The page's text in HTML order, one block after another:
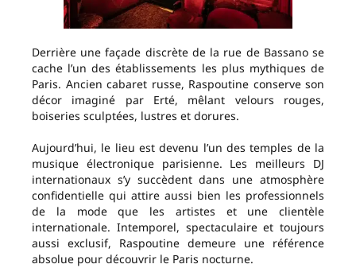
Derrière une façade discrète de la rue de Bassano se
cache l’un des établissements les plus mythiques de
Paris. Ancien cabaret russe, Raspoutine conserve son
décor imaginé par Erté, mêlant velours rouges,
boiseries sculptées, lustres et dorures.
Aujourd’hui, le lieu est devenu l’un des temples de la
musique électronique parisienne. Les meilleurs DJ
internationaux s’y succèdent dans une atmosphère
confidentielle qui attire aussi bien les professionnels
de la mode que les artistes et une clientèle
internationale. Intemporel, spectaculaire et toujours
aussi exclusif, Raspoutine demeure une référence
absolue pour découvrir le Paris nocturne.